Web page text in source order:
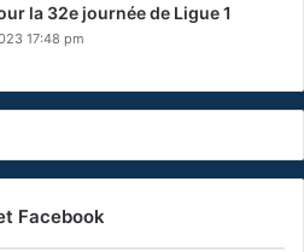
la 32e journée de Ligue 1
17:48 pm
Facebook